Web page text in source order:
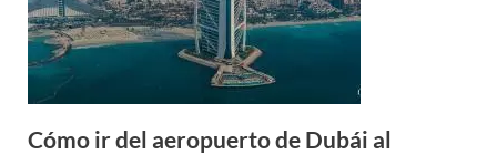
Cómo ir del aeropuerto de Dubái al